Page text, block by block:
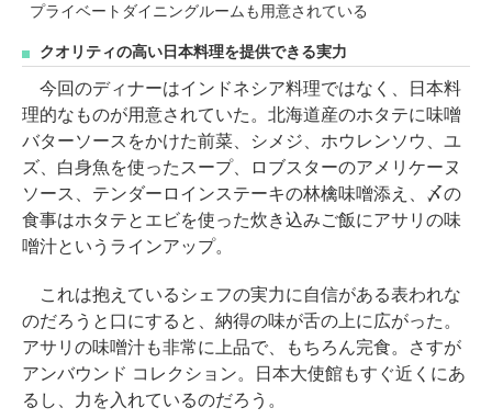
プライベートダイニングルームも用意されている
クオリティの高い日本料理を提供できる実力
今回のディナーはインドネシア料理ではなく、日本料
理的なものが用意されていた。北海道産のホタテに味噌
バターソースをかけた前菜、シメジ、ホウレンソウ、ユ
ズ、白身魚を使ったスープ、ロブスターのアメリケーヌ
ソース、テンダーロインステーキの林檎味噌添え、〆の
食事はホタテとエビを使った炊き込みご飯にアサリの味
噌汁というラインアップ。
これは抱えているシェフの実力に自信がある表われな
のだろうと口にすると、納得の味が舌の上に広がった。
アサリの味噌汁も非常に上品で、もちろん完食。さすが
アンバウンド コレクション。日本大使館もすぐ近くにあ
るし、力を入れているのだろう。